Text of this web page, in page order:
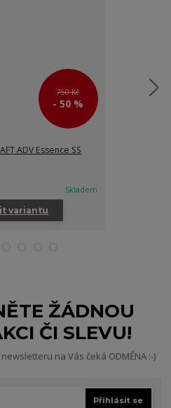
750 Kč
- 50 %
ADV Essence SS
Skladem
variantu
ŽÁDNOU
ČI SLEVU!
na Vás čeká ODMĚNA :-)
Přihlásit se